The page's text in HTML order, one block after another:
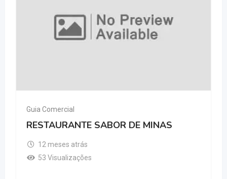
Guia Comercial
RESTAURANTE SABOR DE MINAS
12 meses atrás
53 Visualizações